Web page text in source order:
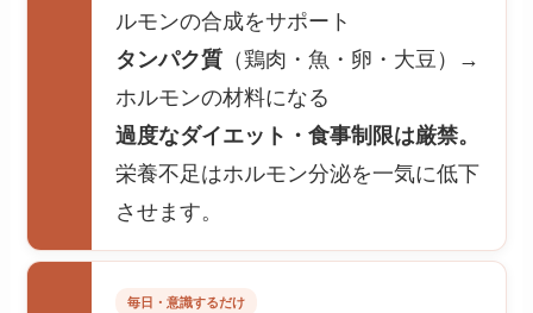
ルモンの合成をサポート
タンパク質 （鶏肉・魚・卵・大豆）→
ホルモンの材料になる
過度なダイエット・食事制限は厳禁。
栄養不足はホルモン分泌を一気に低下
させます。
毎日・意識するだけ